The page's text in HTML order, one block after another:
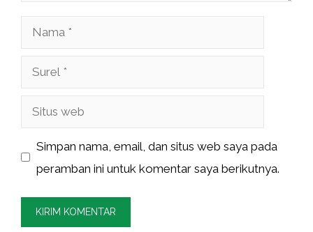
Nama
Surel
Situs
Simpan nama, email, dan situs web saya pada
peramban ini untuk komentar saya berikutnya.